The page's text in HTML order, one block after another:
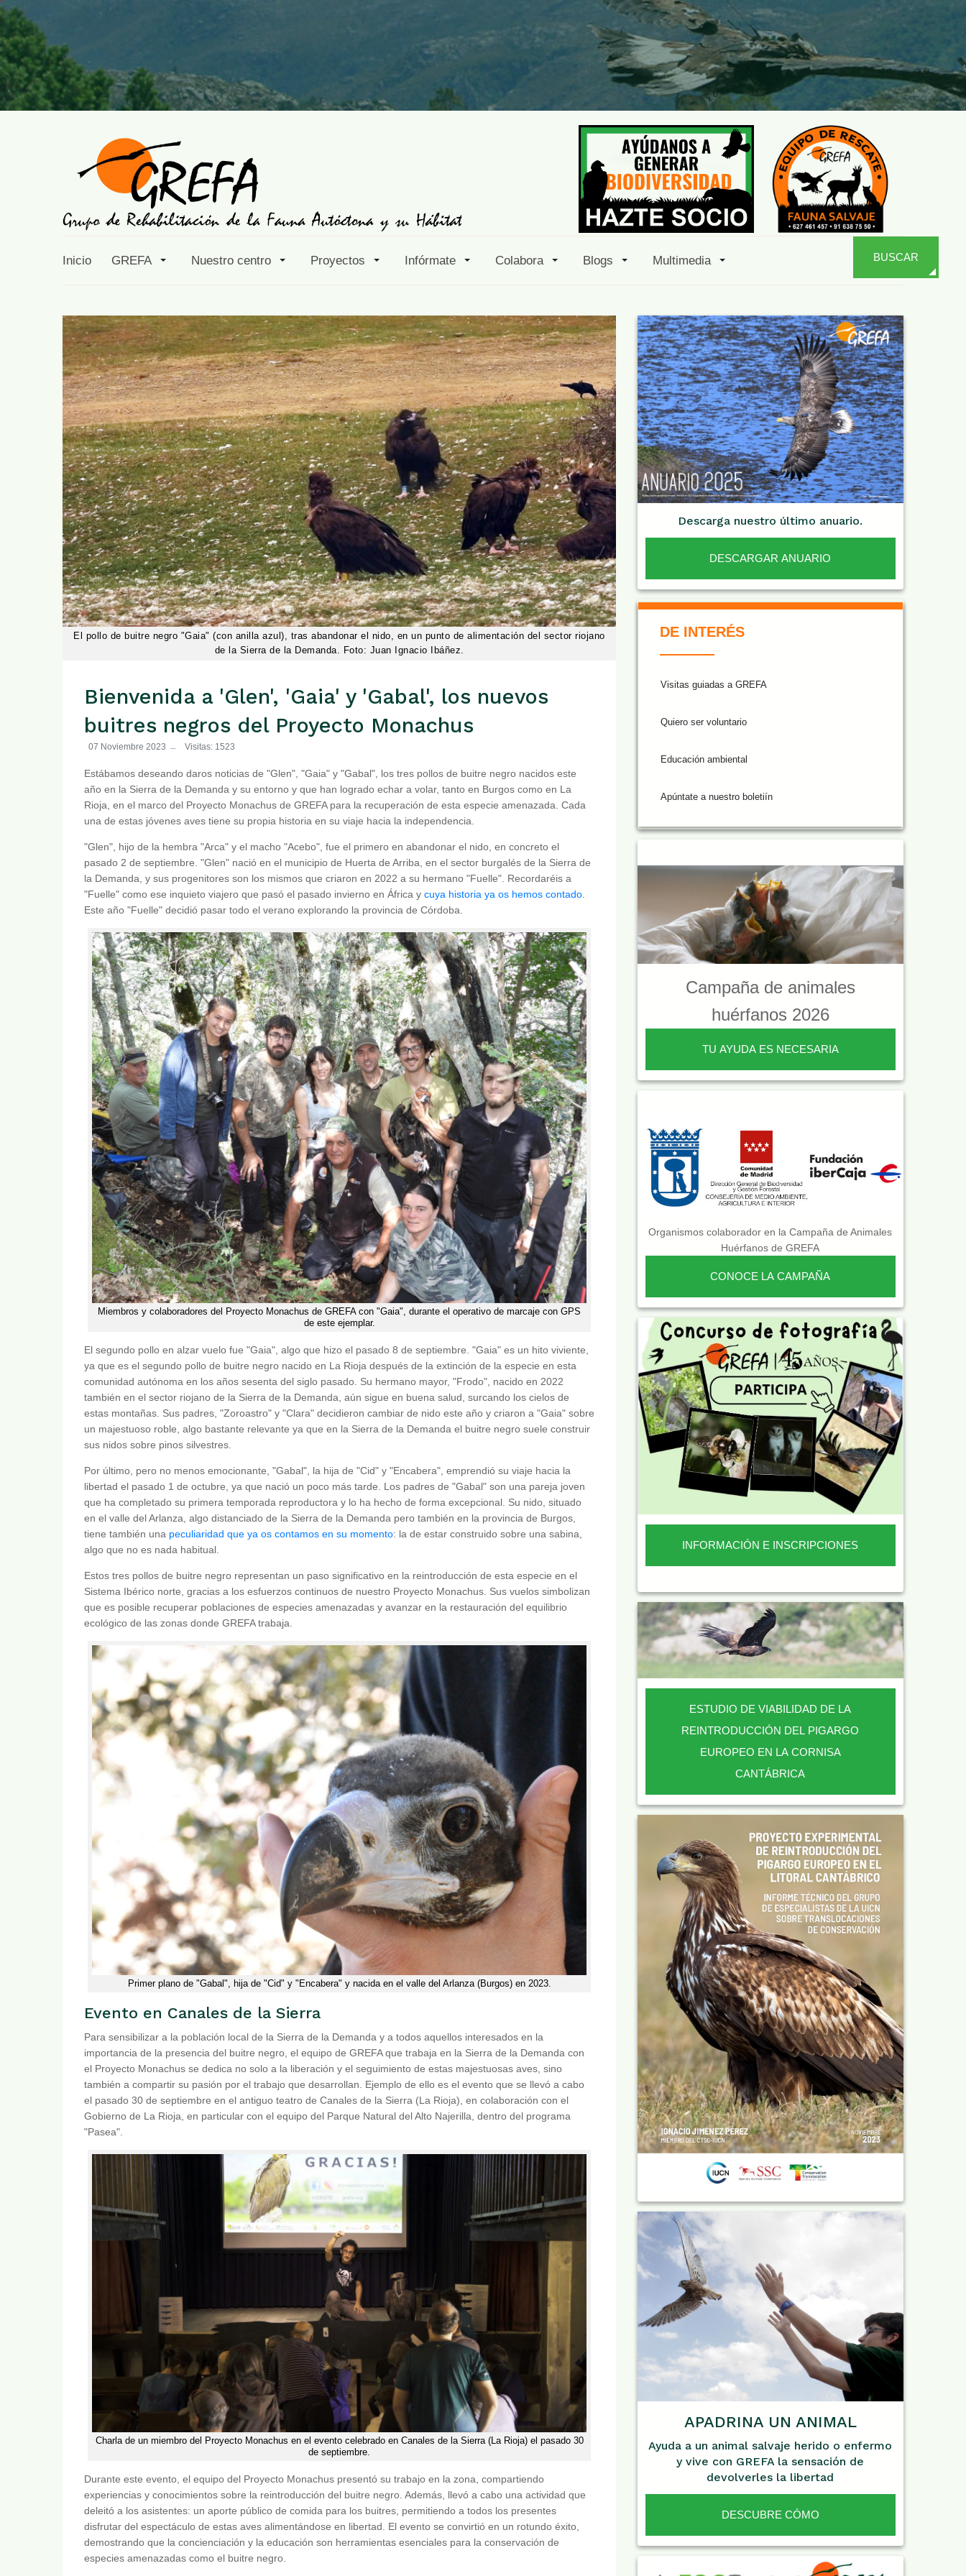
Inicio GREFA Nuestro centro Proyectos Infórmate Colabora Blogs Multimedia BUSCAR
El pollo de buitre negro "Gaia" (con anilla azul), tras abandonar el nido, en un punto de alimentación del sector riojano
de la Sierra de la Demanda. Foto: Juan Ignacio Ibáñez.
Bienvenida a 'Glen', 'Gaia' y 'Gabal', los nuevos
buitres negros del Proyecto Monachus
07 Noviembre 2023 Visitas: 1523
Estábamos deseando daros noticias de "Glen", "Gaia" y "Gabal", los tres pollos de buitre negro nacidos este
año en la Sierra de la Demanda y su entorno y que han logrado echar a volar, tanto en Burgos como en La
Rioja, en el marco del Proyecto Monachus de GREFA para la recuperación de esta especie amenazada. Cada
una de estas jóvenes aves tiene su propia historia en su viaje hacia la independencia.
"Glen", hijo de la hembra "Arca" y el macho "Acebo", fue el primero en abandonar el nido, en concreto el
pasado 2 de septiembre. "Glen" nació en el municipio de Huerta de Arriba, en el sector burgalés de la Sierra de
la Demanda, y sus progenitores son los mismos que criaron en 2022 a su hermano "Fuelle". Recordaréis a
"Fuelle" como ese inquieto viajero que pasó el pasado invierno en África y cuya historia ya os hemos contado
Este año "Fuelle" decidió pasar todo el verano explorando la provincia de Córdoba.
Miembros y colaboradores del Proyecto Monachus de GREFA con "Gaia", durante el operativo de marcaje con GPS
de este ejemplar.
El segundo pollo en alzar vuelo fue "Gaia", algo que hizo el pasado 8 de septiembre. "Gaia" es un hito viviente,
ya que es el segundo pollo de buitre negro nacido en La Rioja después de la extinción de la especie en esta
comunidad autónoma en los años sesenta del siglo pasado. Su hermano mayor, "Frodo", nacido en 2022
también en el sector riojano de la Sierra de la Demanda, aún sigue en buena salud, surcando los cielos de
estas montañas. Sus padres, "Zoroastro" y "Clara" decidieron cambiar de nido este año y criaron a "Gaia" sobre
un majestuoso roble, algo bastante relevante ya que en la Sierra de la Demanda el buitre negro suele construir
sus nidos sobre pinos silvestres.
Por último, pero no menos emocionante, "Gabal", la hija de "Cid" y "Encabera", emprendió su viaje hacia la
libertad el pasado 1 de octubre, ya que nació un poco más tarde. Los padres de "Gabal" son una pareja joven
que ha completado su primera temporada reproductora y lo ha hecho de forma excepcional. Su nido, situado
en el valle del Arlanza, algo distanciado de la Sierra de la Demanda pero también en la provincia de Burgos,
tiene también una peculiaridad que ya os contamos en su momento: la de estar construido sobre una sabina,
algo que no es nada habitual.
Estos tres pollos de buitre negro representan un paso significativo en la reintroducción de esta especie en el
Sistema Ibérico norte, gracias a los esfuerzos continuos de nuestro Proyecto Monachus. Sus vuelos simbolizan
que es posible recuperar poblaciones de especies amenazadas y avanzar en la restauración del equilibrio
ecológico de las zonas donde GREFA trabaja.
Primer plano de "Gabal", hija de "Cid" y "Encabera" y nacida en el valle del Arlanza (Burgos) en 2023.
Evento en Canales de la Sierra
Para sensibilizar a la población local de la Sierra de la Demanda y a todos aquellos interesados en la
importancia de la presencia del buitre negro, el equipo de GREFA que trabaja en la Sierra de la Demanda con
el Proyecto Monachus se dedica no solo a la liberación y el seguimiento de estas majestuosas aves, sino
también a compartir su pasión por el trabajo que desarrollan. Ejemplo de ello es el evento que se llevó a cabo
el pasado 30 de septiembre en el antiguo teatro de Canales de la Sierra (La Rioja), en colaboración con el
Gobierno de La Rioja, en particular con el equipo del Parque Natural del Alto Najerilla, dentro del programa
"Pasea".
Charla de un miembro del Proyecto Monachus en el evento celebrado en Canales de la Sierra (La Rioja) el pasado 30
de septiembre.
Durante este evento, el equipo del Proyecto Monachus presentó su trabajo en la zona, compartiendo
experiencias y conocimientos sobre la reintroducción del buitre negro. Además, llevó a cabo una actividad que
deleitó a los asistentes: un aporte público de comida para los buitres, permitiendo a todos los presentes
disfrutar del espectáculo de estas aves alimentándose en libertad. El evento se convirtió en un rotundo éxito,
demostrando que la concienciación y la educación son herramientas esenciales para la conservación de
especies amenazadas como el buitre negro.
Descarga nuestro último anuario.
DESCARGAR ANUARIO
DE INTERÉS
Visitas guiadas a GREFA
Quiero ser voluntario
Educación ambiental
Apúntate a nuestro boletiín
Campaña de animales
huérfanos 2026
TU AYUDA ES NECESARIA
Organismos colaborador en la Campaña de Animales
Huérfanos de GREFA
CONOCE LA CAMPAÑA
INFORMACIÓN E INSCRIPCIONES
ESTUDIO DE VIABILIDAD DE LA
REINTRODUCCIÓN DEL PIGARGO
EUROPEO EN LA CORNISA
CANTÁBRICA
APADRINA UN ANIMAL
Ayuda a un animal salvaje herido o enfermo
y vive con GREFA la sensación de
devolverles la libertad
DESCUBRE CÓMO